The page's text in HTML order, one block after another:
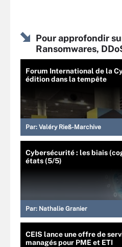
Pour approfondir
Ransomwares,
Forum International de la
édition dans la tempête
Par: Valéry Rieß-Marchive
Cybersécurité : les biais
états (5/5)
Par: Nathalie Granier
CEIS lance une offre de
managés pour PME et ETI